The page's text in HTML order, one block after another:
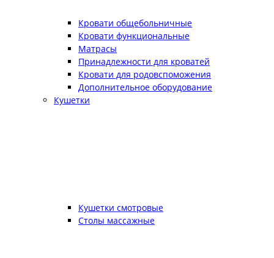
Кровати общебольничные
Кровати функциональные
Матрасы
Принадлежности для кроватей
Кровати для родовспоможения
Дополнительное оборудование
Кушетки
Кушетки смотровые
Столы массажные